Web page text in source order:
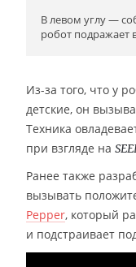
В левом углу —
робот подражает
Из-за того, что у
детские, он
Техника
при взгляде на
Ранее также
вызывать
Pepper, который
и подстраивает